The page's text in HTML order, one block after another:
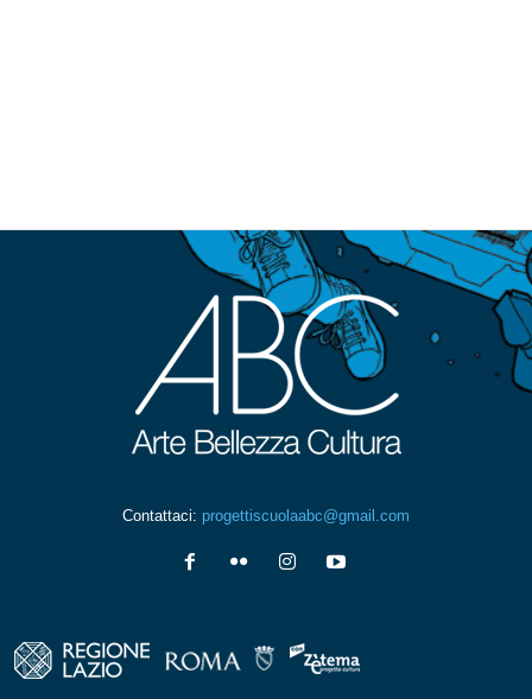
Contattaci: progettiscuolaabc@gmail.com